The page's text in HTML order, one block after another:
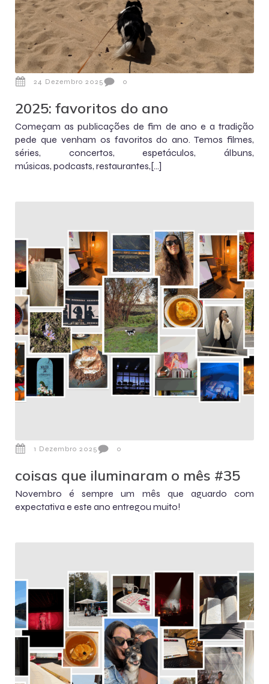
24 Dezembro 2025 0
2025: favoritos do ano
Começam as publicações de fim de ano e a tradição
pede que venham os favoritos do ano. Temos filmes,
séries, concertos, espetáculos, álbuns,
músicas, podcasts, restaurantes,[…]
1 Dezembro 2025 0
coisas que iluminaram o mês #35
Novembro é sempre um mês que aguardo com
expectativa e este ano entregou muito!